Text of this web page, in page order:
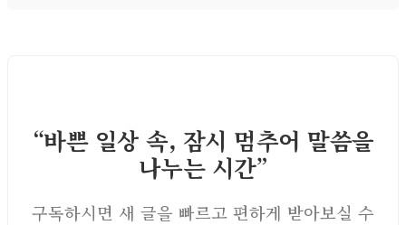
“바쁜 일상 속, 잠시 멈추어 말씀을
나누는 시간”
구독하시면 새 글을 빠르고 편하게 받아보실 수